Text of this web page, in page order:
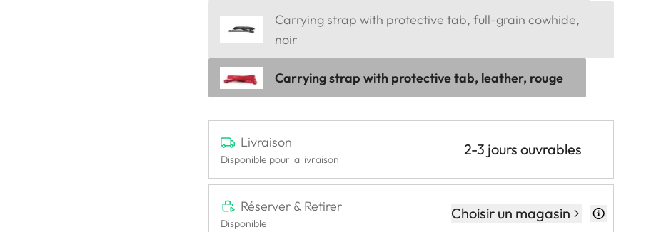
Carrying strap with protective tab, full-grain cowhide,
noir
Carrying strap with protective tab, leather, rouge
Livraison
Disponible pour la livraison
2-3 jours ouvrables
Réserver & Retirer
Disponible
Choisir un magasin